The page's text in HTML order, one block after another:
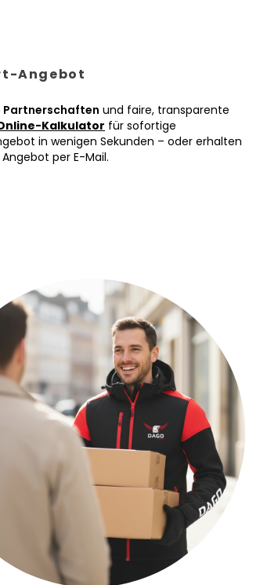
Angebot
und faire, transparente
Kalkulator für sofortige
in wenigen Sekunden – oder erhalten
per E-Mail.